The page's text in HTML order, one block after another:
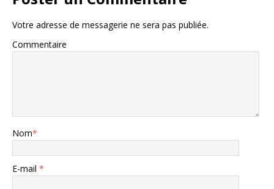
Votre adresse de messagerie ne sera pas publiée.
Commentaire
Nom*
E-mail *